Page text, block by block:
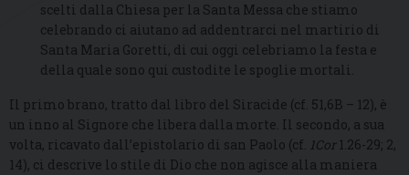
scelti dalla Chiesa per la Santa Messa che stiamo
celebrando ci aiutano ad addentrarci nel martirio di
Santa Maria Goretti, di cui oggi celebriamo la festa e
della quale sono qui custodite le spoglie mortali.
Il primo brano, tratto dal libro del Siracide (cf. 51,6B – 12), è
un inno al Signore che libera dalla morte. Il secondo, a sua
volta, ricavato dall’epistolario di san Paolo (cf. 1Cor 1.26-29; 2,
14), ci descrive lo stile di Dio che non agisce alla maniera